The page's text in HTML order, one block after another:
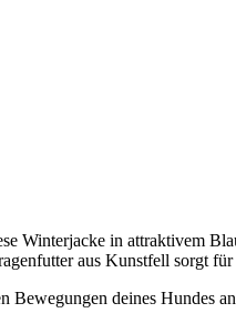
Winterjacke in attraktivem
aus Kunstfell sorgt
Bewegungen deines Hundes